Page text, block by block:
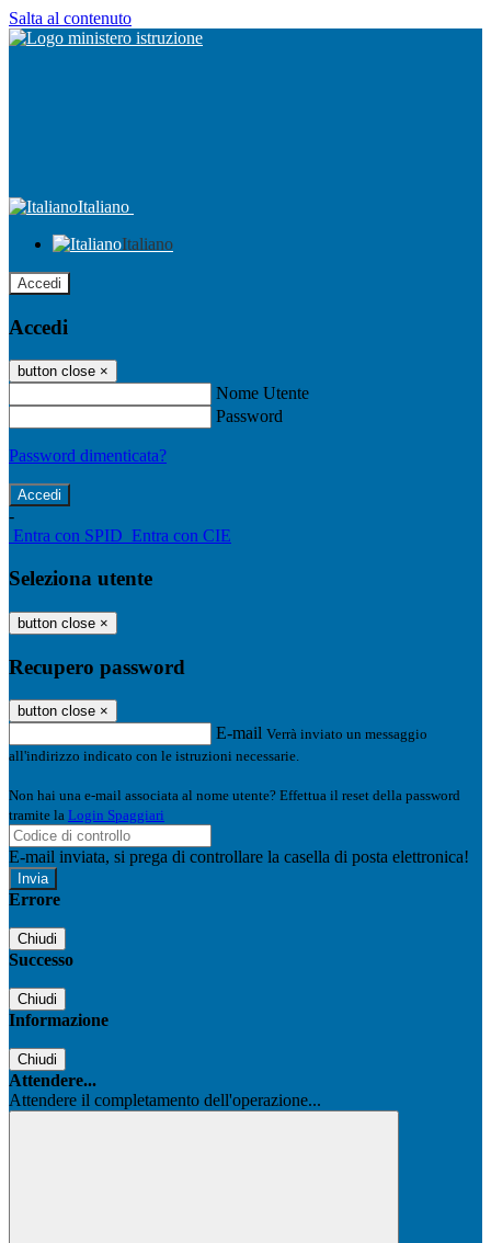
Salta al contenuto
Italiano
Italiano
Accedi
Accedi
button close ×
Nome Utente
Password
Password dimenticata?
-
Entra con SPID Entra con CIE
Seleziona utente
button close ×
Recupero password
button close ×
E-mail Verrà inviato un messaggio
all'indirizzo indicato con le istruzioni necessarie.
Non hai una e-mail associata al nome utente? Effettua il reset della password
tramite la Login Spaggiari
E-mail inviata, si prega di controllare la casella di posta elettronica!
Errore
Chiudi
Successo
Chiudi
Informazione
Chiudi
Attendere...
Attendere il completamento dell'operazione...